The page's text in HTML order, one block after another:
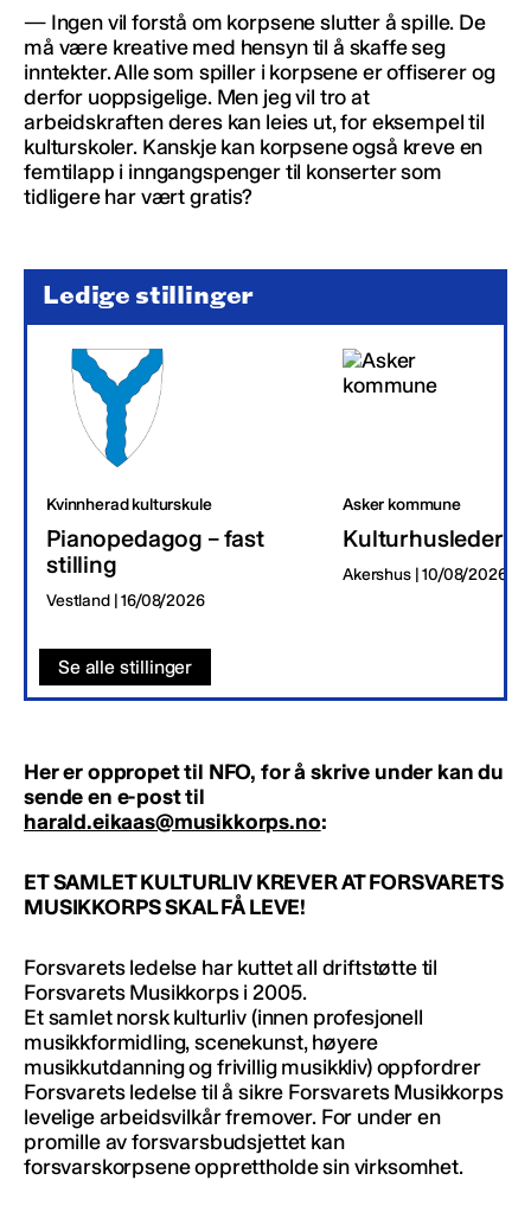
— Ingen vil forstå om korpsene slutter å spille. De
må være kreative med hensyn til å skaffe seg
inntekter. Alle som spiller i korpsene er offiserer og
derfor uoppsigelige. Men jeg vil tro at
arbeidskraften deres kan leies ut, for eksempel til
kulturskoler. Kanskje kan korpsene også kreve en
femtilapp i inngangspenger til konserter som
tidligere har vært gratis?
Ledige stillinger
Kvinnherad kulturskule
Pianopedagog – fast
stilling
Vestland | 16/08/2026
Asker kommune
Kulturhusleder
Akershus | 10/08/2026
Se alle stillinger
Her er oppropet til NFO, for å skrive under kan du
sende en e-post til
harald.eikaas@musikkorps.no:
ET SAMLET KULTURLIV KREVER AT FORSVARETS
MUSIKKORPS SKAL FÅ LEVE!
Forsvarets ledelse har kuttet all driftstøtte til
Forsvarets Musikkorps i 2005.
Et samlet norsk kulturliv (innen profesjonell
musikkformidling, scenekunst, høyere
musikkutdanning og frivillig musikkliv) oppfordrer
Forsvarets ledelse til å sikre Forsvarets Musikkorps
levelige arbeidsvilkår fremover. For under en
promille av forsvarsbudsjettet kan
forsvarskorpsene opprettholde sin virksomhet.